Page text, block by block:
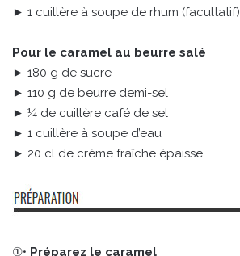
► 1 cuillère à soupe de rhum (facultatif)
Pour le caramel au beurre salé
► 180 g de sucre
► 110 g de beurre demi-sel
► ¼ de cuillère café de sel
► 1 cuillère à soupe d’eau
► 20 cl de crème fraîche épaisse
①• Préparez le caramel